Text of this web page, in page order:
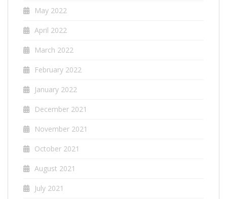
May 2022
April 2022
March 2022
February 2022
January 2022
December 2021
November 2021
October 2021
August 2021
July 2021